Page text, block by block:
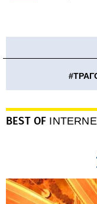
#
BEST OF